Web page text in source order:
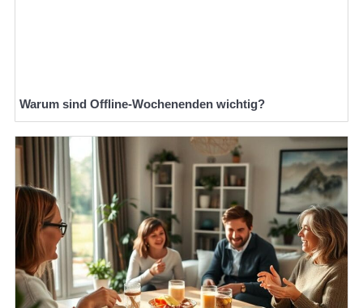
Warum sind Offline-Wochenenden wichtig?